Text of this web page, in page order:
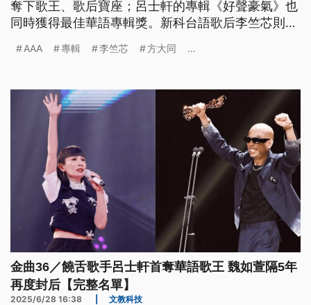
奪下歌王、歌后寶座；呂士軒的專輯《好聲豪氣》也
同時獲得最佳華語專輯獎。新科台語歌后李竺芯則同
今晚最大贏家。
AAA 專輯 李竺芯 方大同 ...
金曲36／饒舌歌手呂士軒首奪華語歌王 魏如萱隔5年
再度封后【完整名單】
2025/6/28 16:38 文教科技